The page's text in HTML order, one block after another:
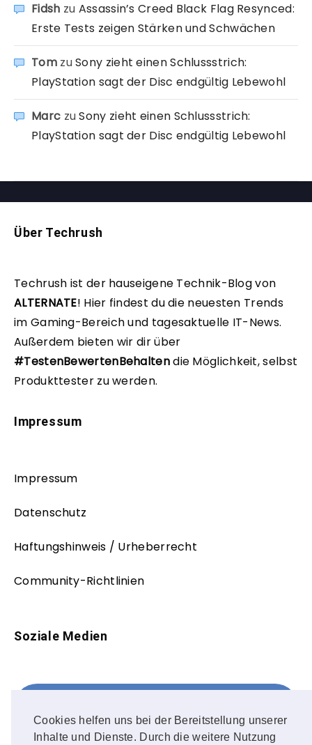
Cookies helfen uns bei der Bereitstellung unserer
Inhalte und Dienste. Durch die weitere Nutzung
Fidsh zu Assassin’s Creed Black Flag Resynced:
Erste Tests zeigen Stärken und Schwächen
TomzuSony zieht einen Schlussstrich:
PlayStation sagt der Disc endgültig Lebewohl
Marc zuSony zieht einen Schlussstrich:
PlayStation sagt der Disc endgültig Lebewohl
Über Techrush
Techrush ist der hauseigene Technik-Blog von
ALTERNATE! Hier findest du die neuesten Trends
im Gaming-Bereich und tagesaktuelle IT-News.
Außerdem bieten wir dir über
#TestenBewertenBehaltendie Möglichkeit, selbst
Produkttester zu werden.
Impressum
Impressum
Datenschutz
Haftungshinweis / Urheberrecht
Community-Richtlinien
Soziale Medien
FOLLOW ME!